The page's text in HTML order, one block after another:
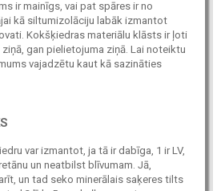
ir mainīgs, vai pat spāres ir no
kā siltumizolāciju labāk izmantot
Kokšķiedras materiālu klāsts ir ļoti
gan pielietojuma ziņā. Lai noteiktu
vajadzētu kaut kā sazināties
var izmantot, ja tā ir dabīga, 1 ir LV,
un neatbilst blīvumam. Jā,
un tad seko minerālais saķeres tilts